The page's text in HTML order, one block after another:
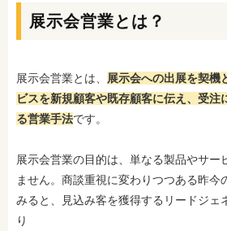
展示会営業とは？
展示会営業とは、
展示会への出展を契機
ビスを新規顧客や既存顧客に伝え、受注
る営業手法です。
展示会営業の目的は、単なる製品やサー
ません。商談重視に変わりつつある昨今
みると、見込み客を獲得するリードジェ
り